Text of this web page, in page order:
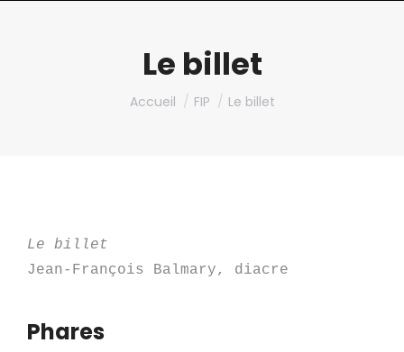
Le billet
Vous êtes ici :
Accueil FIP Le billet
Le billet
Jean-François Balmary, diacre
Phares